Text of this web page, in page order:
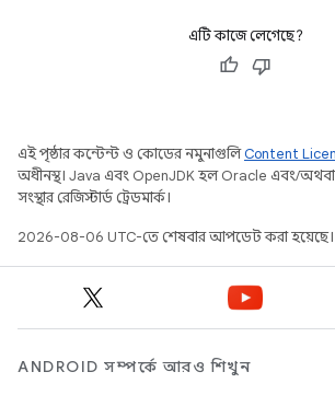
এটি কাজে লেগেছে?
এই পৃষ্ঠার কন্টেন্ট ও কোডের নমুনাগুলিContent
অধীনস্থ। Java এবং OpenJDK হল Oracle এবং/অথবা
সংস্থার রেজিস্টার্ড ট্রেডমার্ক।
2026-08-06 UTC-তে শেষবার আপডেট করা হয়েছে।
ANDROID সম্পর্কে আরও শিখুন